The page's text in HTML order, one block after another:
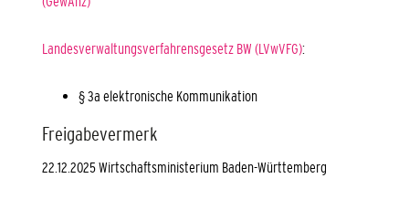
Landesverwaltungsverfahrensgesetz BW (LVwVFG):
§ 3a elektronische Kommunikation
Freigabevermerk
22.12.2025 Wirtschaftsministerium Baden-Württemberg